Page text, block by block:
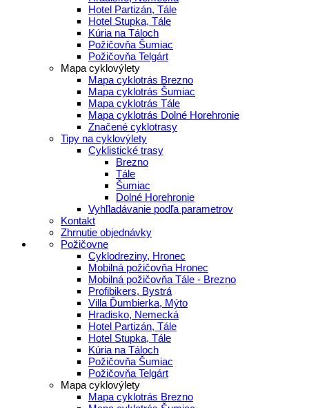
Hotel Partizán, Tále
Hotel Stupka, Tále
Kúria na Táloch
Požičovňa Šumiac
Požičovňa Telgárt
Mapa cyklovýlety
Mapa cyklotrás Brezno
Mapa cyklotrás Šumiac
Mapa cyklotrás Tále
Mapa cyklotrás Dolné Horehronie
Značené cyklotrasy
Tipy na cyklovýlety
Cyklistické trasy
Brezno
Tále
Šumiac
Dolné Horehronie
Vyhľladávanie podľa parametrov
Kontakt
Zhrnutie objednávky
Požičovne
Cyklodreziny, Hronec
Mobilná požičovňa Hronec
Mobilná požičovňa Tále - Brezno
Profibikers, Bystrá
Villa Ďumbierka, Mýto
Hradisko, Nemecká
Hotel Partizán, Tále
Hotel Stupka, Tále
Kúria na Táloch
Požičovňa Šumiac
Požičovňa Telgárt
Mapa cyklovýlety
Mapa cyklotrás Brezno